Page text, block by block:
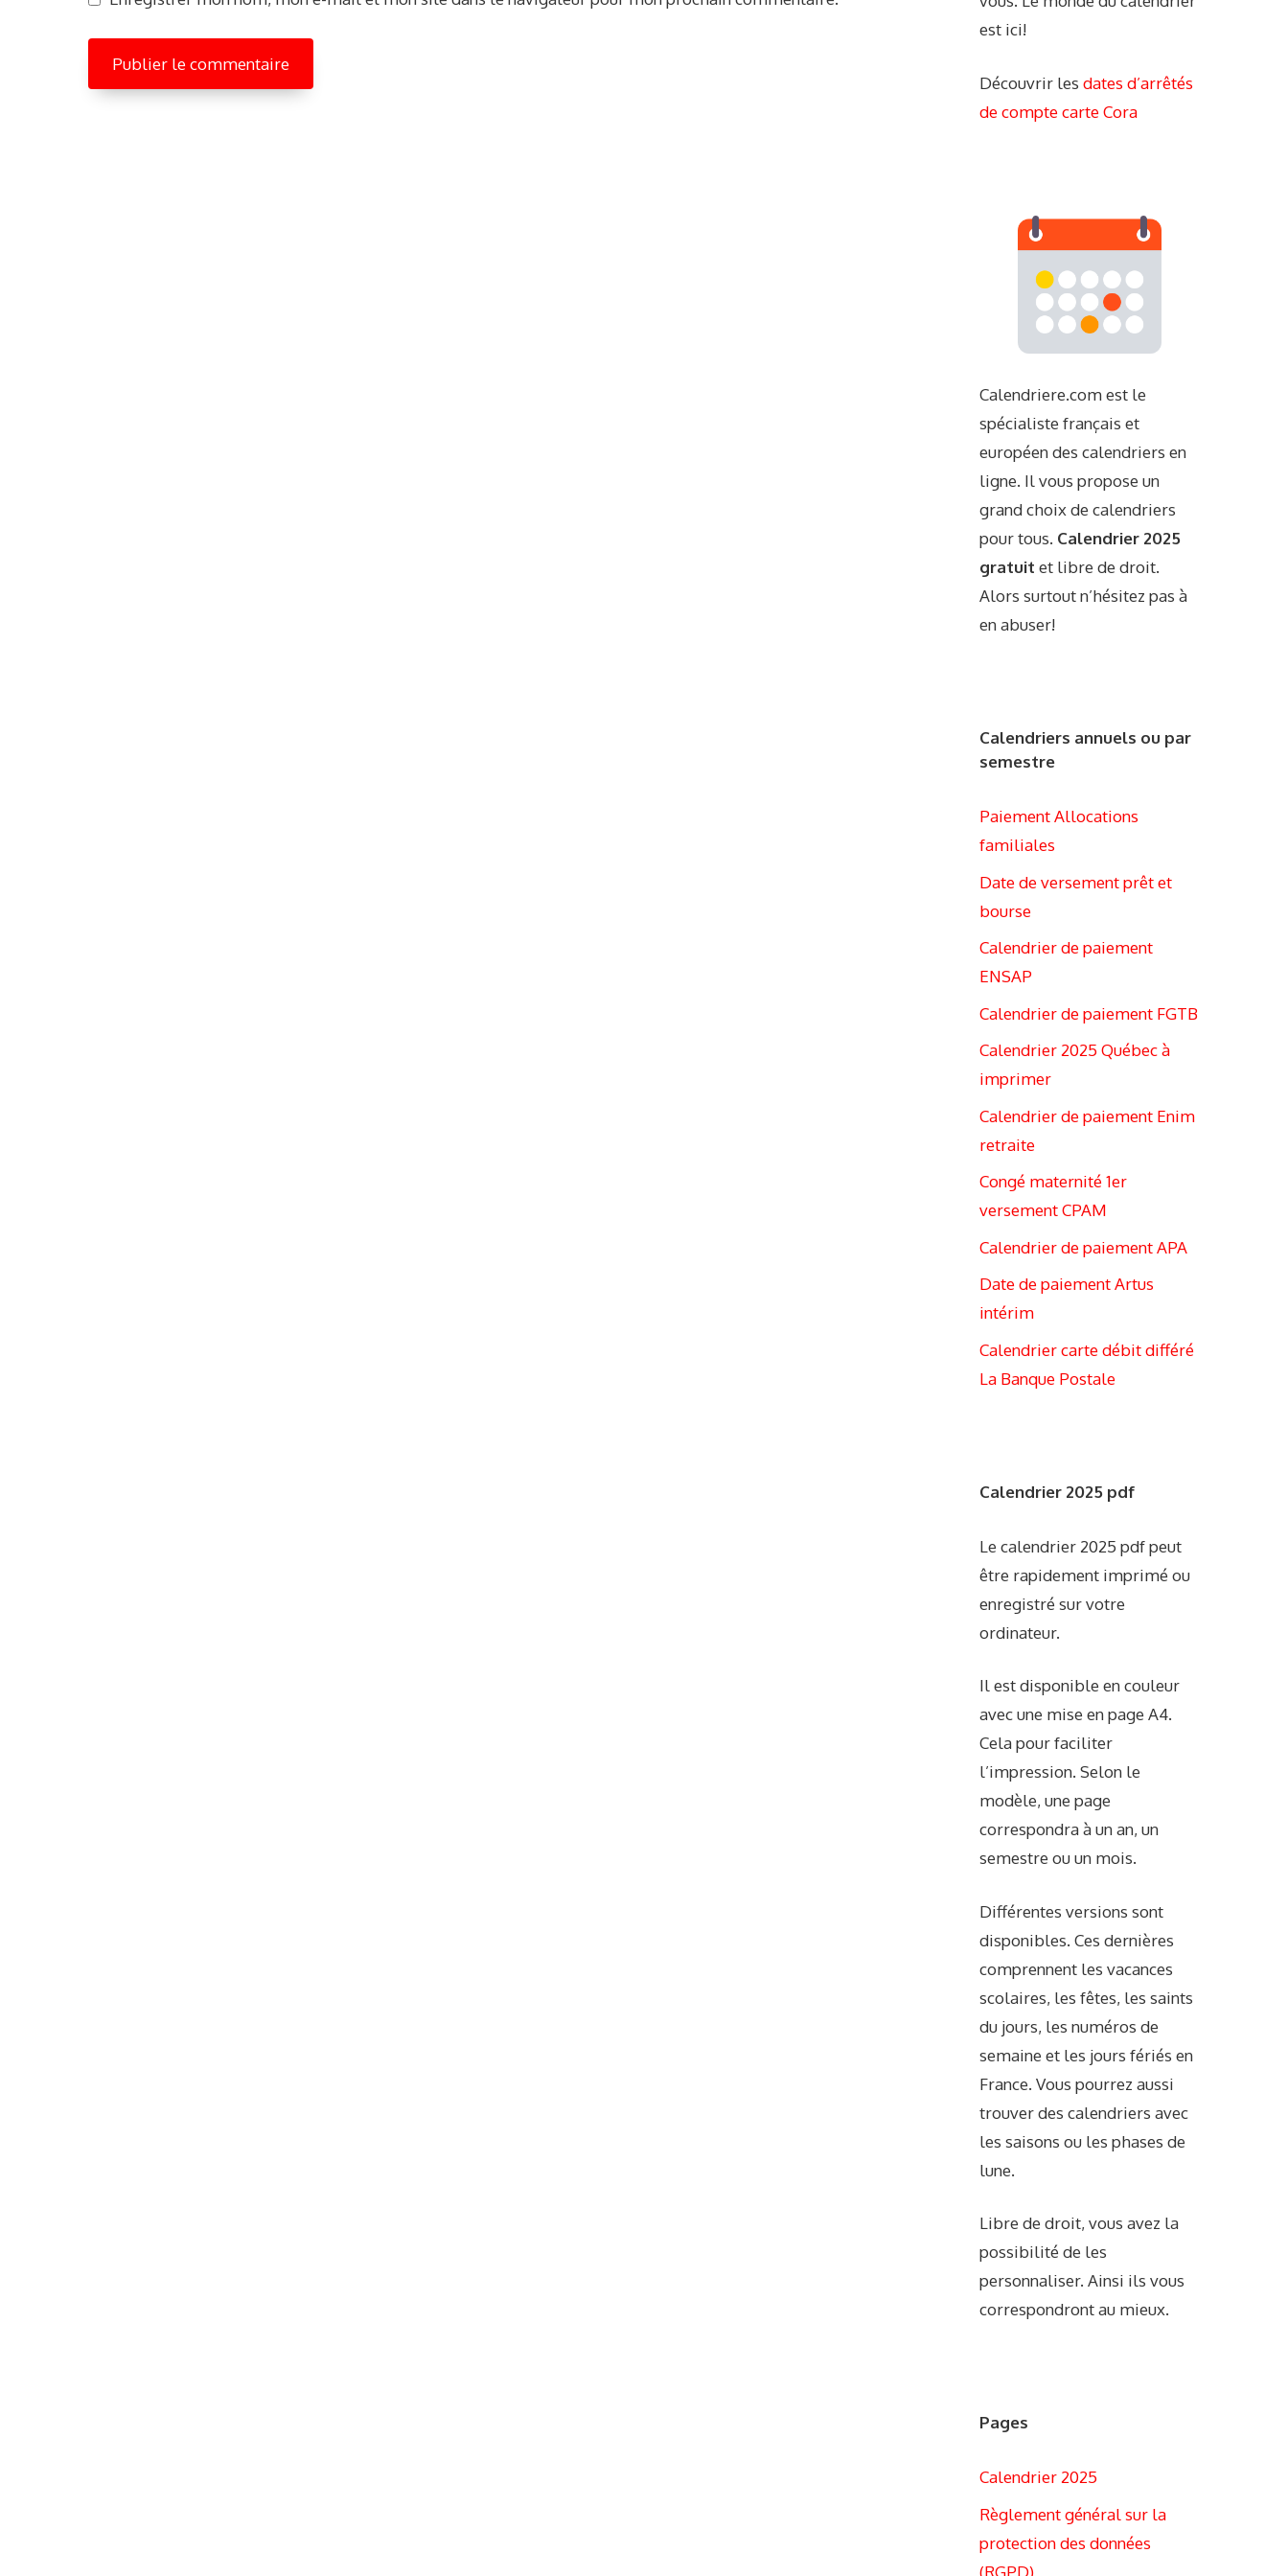
est ici!
Découvrir les dates d’arrêtés
de compte carte Cora
Calendriere.com est le
spécialiste français et
européen des calendriers en
ligne. Il vous propose un
grand choix de calendriers
pour tous. Calendrier 2025
gratuit et libre de droit.
Alors surtout n’hésitez pas à
en abuser!
Calendriers annuels ou par
semestre
Paiement Allocations
familiales
Date de versement prêt et
bourse
Calendrier de paiement
ENSAP
Calendrier de paiement FGTB
Calendrier 2025 Québec à
imprimer
Calendrier de paiement Enim
retraite
Congé maternité 1er
versement CPAM
Calendrier de paiement APA
Date de paiement Artus
intérim
Calendrier carte débit différé
La Banque Postale
Calendrier 2025 pdf
Le calendrier 2025 pdf peut
être rapidement imprimé ou
enregistré sur votre
ordinateur.
Il est disponible en couleur
avec une mise en page A4.
Cela pour faciliter
l’impression. Selon le
modèle, une page
correspondra à un an, un
semestre ou un mois.
Différentes versions sont
disponibles. Ces dernières
comprennent les vacances
scolaires, les fêtes, les saints
du jours, les numéros de
semaine et les jours fériés en
France. Vous pourrez aussi
trouver des calendriers avec
les saisons ou les phases de
lune.
Libre de droit, vous avez la
possibilité de les
personnaliser. Ainsi ils vous
correspondront au mieux.
Pages
Calendrier 2025
Règlement général sur la
protection des données
(RGPD)